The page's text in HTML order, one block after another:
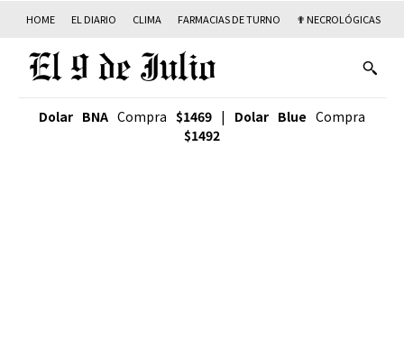
HOME EL DIARIO CLIMA FARMACIAS DE TURNO ✟ NECROLÓGICAS
Dolar BNA Compra $1469 | Dolar Blue Compra
$1492